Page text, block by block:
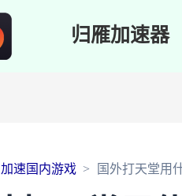
归雁加速器
加速国内游戏 国外打天堂用